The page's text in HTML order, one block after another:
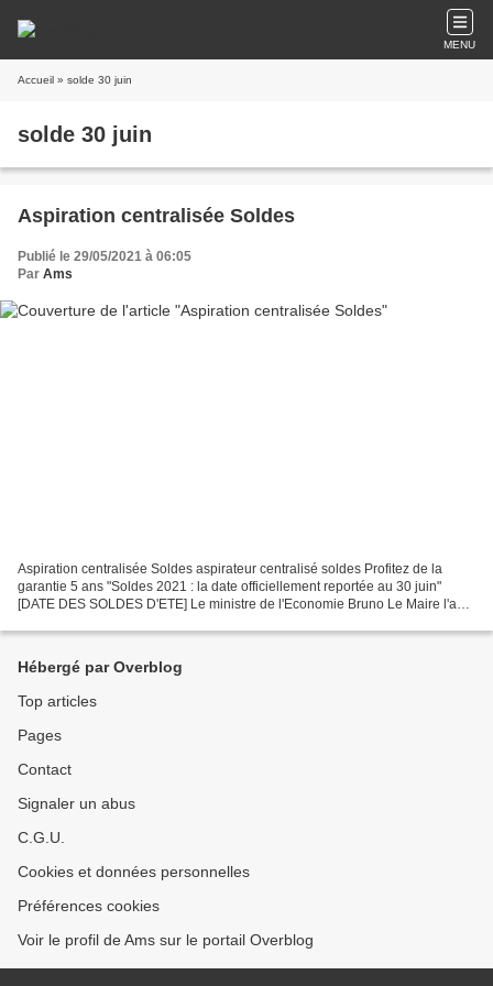
MENU
Accueil » solde 30 juin
solde 30 juin
Aspiration centralisée Soldes
Publié le 29/05/2021 à 06:05
Par Ams
Aspiration centralisée Soldes aspirateur centralisé soldes Profitez de la
garantie 5 ans "Soldes 2021 : la date officiellement reportée au 30 juin"
[DATE DES SOLDES D'ETE] Le ministre de l'Economie Bruno Le Maire l'a
Hébergé par Overblog
Top articles
Pages
Contact
Signaler un abus
C.G.U.
Cookies et données personnelles
Préférences cookies
Voir le profil de Ams sur le portail Overblog